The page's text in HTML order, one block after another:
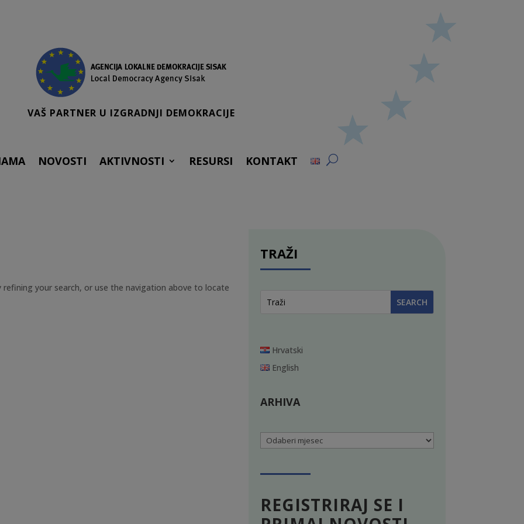
VAŠ PARTNER U IZGRADNJI DEMOKRACIJE
NOVOSTI AKTIVNOSTI RESURSI KONTAKT
your search, or use the navigation above to locate
TRAŽI
Hrvatski
English
ARHIVA
Arhiva
REGISTRIRAJ SE I